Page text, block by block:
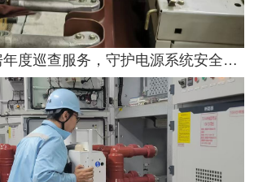
白云高压配电房年度巡查服务，守护电源系统安全稳定运行